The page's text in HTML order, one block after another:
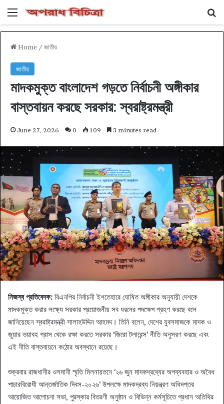
Menu
Home / জাতীয়
জাতীয়
মাদকমুক্ত বাংলাদেশ গড়তে নির্বাচনী অঙ্গীকার
বাস্তবায়ন করছে সরকার: স্বরাষ্ট্রমন্ত্রী
June 27, 2026 0 109 3 minutes read
নিজস্ব প্রতিবেদক: বিএনপির নির্বাচনী ইশতেহারে ঘোষিত অঙ্গীকার অনুযায়ী দেশকে
মাদকমুক্ত করার লক্ষ্যে সরকার প্রয়োজনীয় সব ধরনের পদক্ষেপ গ্রহণ করছে বলে
জানিয়েছেন স্বরাষ্ট্রমন্ত্রী সালাহউদ্দিন আহমদ। তিনি বলেন, দেশের যুবসমাজকে মাদক ও
জুয়ার ভয়াবহ গ্রাস থেকে রক্ষা করতে সরকার ‘জিরো টলারেন্স’ নীতি অনুসরণ করছে এবং
এই নীতি বাস্তবায়নে কঠোর অবস্থানে রয়েছে।
শুক্রবার রাজধানীর ওসমানী স্মৃতি মিলনায়তনে ‘২৬ জুন মাদকদ্রব্যের অপব্যবহার ও অবৈধ
পাচারবিরোধী আন্তর্জাতিক দিবস-২০২৬’ উপলক্ষে মাদকদ্রব্য নিয়ন্ত্রণ অধিদপ্তর
আয়োজিত আলোচনা সভা, পুরস্কার বিতরণী অনুষ্ঠান ও বিভিন্ন কর্মসূচিতে প্রধান অতিথির